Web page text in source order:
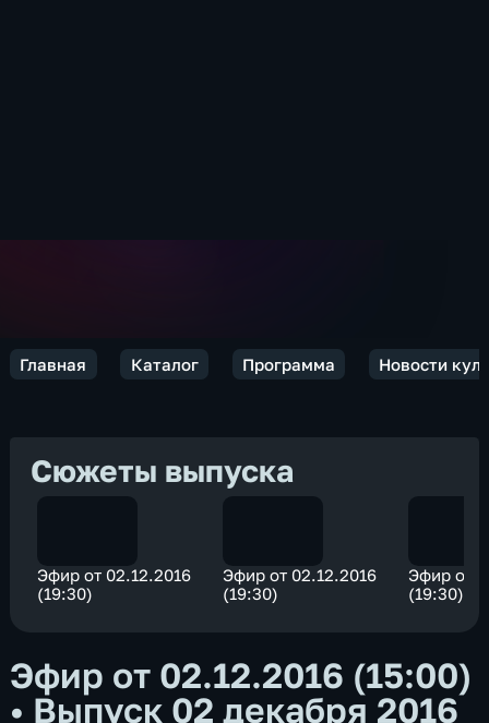
Главная Каталог Программа Новости
Сюжеты выпуска
Эфир от 02.12.2016
(19:30)
Эфир от 02.12.2016
(19:30)
Эфир от
(19:30)
Эфир от 02.12.2016 (15:00)
• Выпуск 02 декабря 2016